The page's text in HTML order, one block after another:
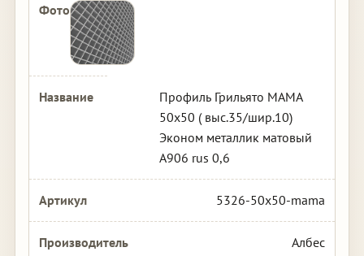
Профиль Грильято МАМА
50х50 ( выс.35/шир.10)
Эконом металлик матовый
А906 rus 0,6
5326-50x50-mama
Албес